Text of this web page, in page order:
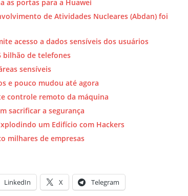
as portas para a Huawei
de Atividades Nucleares (Abdan) foi
acesso a dados sensíveis dos usuários
bilhão de telefones
sensíveis
e pouco mudou até agora
controle remoto da máquina
sacrificar a segurança
um Edifício com Hackers
milhares de empresas
LinkedIn X Telegram